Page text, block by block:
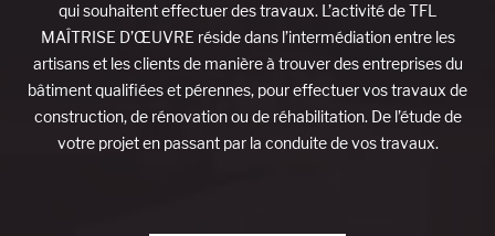
qui souhaitent effectuer des travaux. L’activité de TFL
MAÎTRISE D’ŒUVRE réside dans l’intermédiation entre les
artisans et les clients de manière à trouver des entreprises du
bâtiment qualifiées et pérennes, pour effectuer vos travaux de
construction, de rénovation ou de réhabilitation. De l’étude de
votre projet en passant par la conduite de vos travaux.